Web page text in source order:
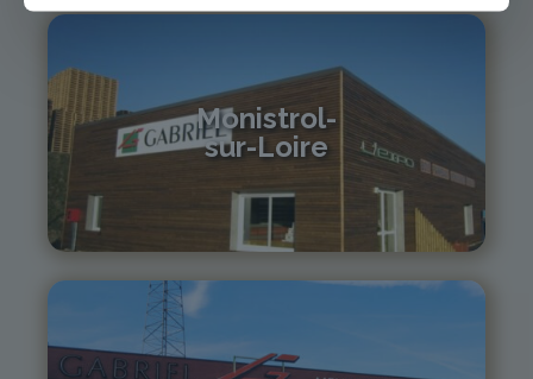
Monistrol-
sur-Loire
monistrol@gabriel-sa.fr